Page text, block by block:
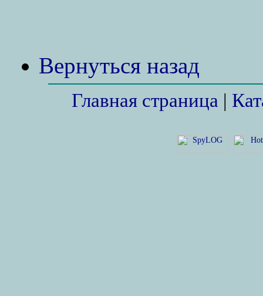
Вернуться назад
Главная страница |